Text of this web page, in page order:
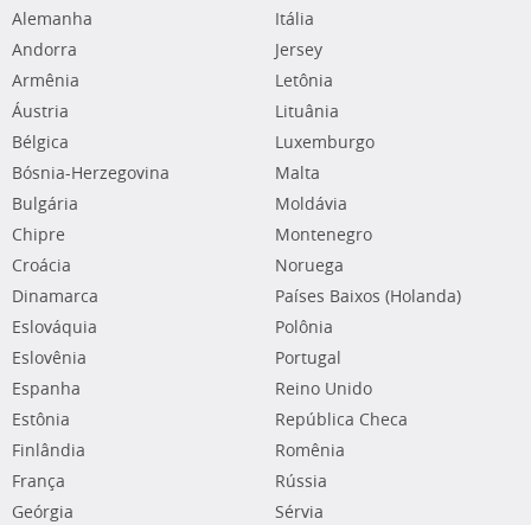
Alemanha
Andorra
Armênia
Áustria
Bélgica
Bósnia-Herzegovina
Bulgária
Chipre
Croácia
Dinamarca
Eslováquia
Eslovênia
Espanha
Estônia
Finlândia
França
Geórgia
Itália
Jersey
Letônia
Lituânia
Luxemburgo
Malta
Moldávia
Montenegro
Noruega
Países Baixos (Holanda)
Polônia
Portugal
Reino Unido
República Checa
Romênia
Rússia
Sérvia